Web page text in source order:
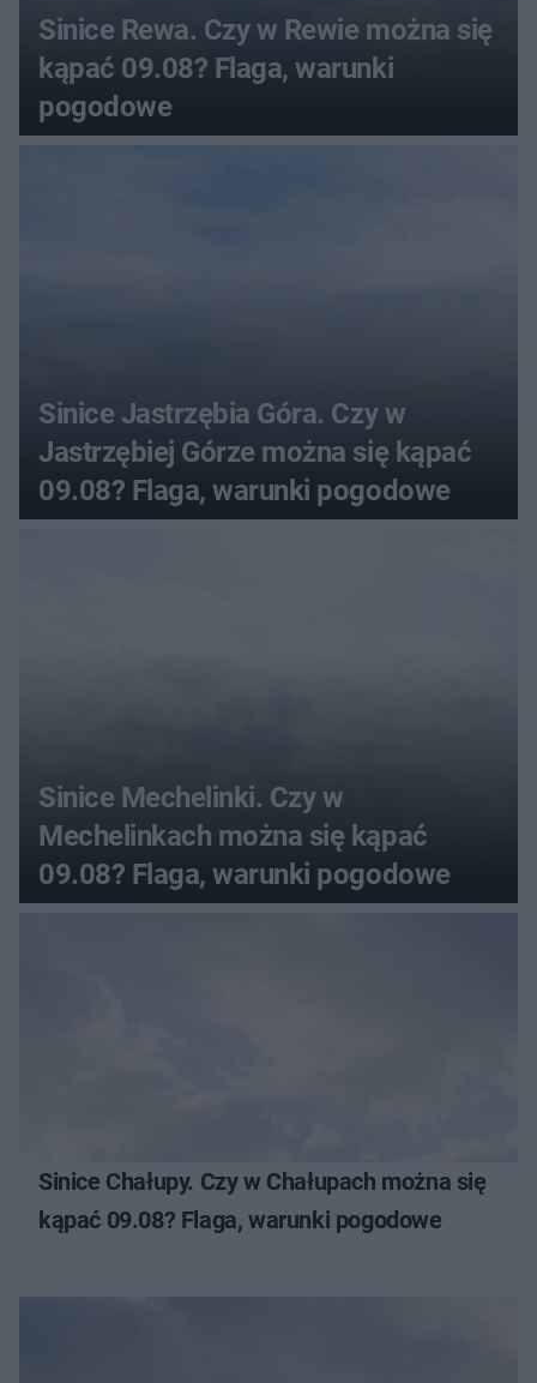
Sinice Rewa. Czy w Rewie można się
kąpać 09.08? Flaga, warunki
pogodowe
Sinice Jastrzębia Góra. Czy w
Jastrzębiej Górze można się kąpać
09.08? Flaga, warunki pogodowe
Sinice Mechelinki. Czy w
Mechelinkach można się kąpać
09.08? Flaga, warunki pogodowe
Sinice Chałupy. Czy w Chałupach można się
kąpać 09.08? Flaga, warunki pogodowe